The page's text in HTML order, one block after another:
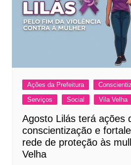
Ações da Prefeitura
Serviços
Social Vila Velha
Agosto Lilás terá ações
conscientização e
rede de proteção às
Velha